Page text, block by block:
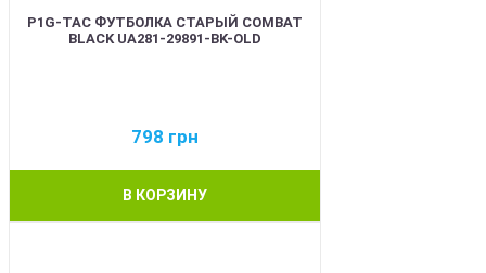
P1G-TAC ФУТБОЛКА СТАРЫЙ COMBAT
BLACK UA281-29891-BK-OLD
798 грн
В КОРЗИНУ